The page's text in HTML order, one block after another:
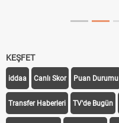
KEŞFET
iddaa Canlı Skor Puan Durumu
Transfer Haberleri TV'de Bugün